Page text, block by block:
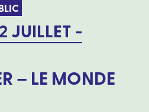
JUILLET -
– LE MONDE